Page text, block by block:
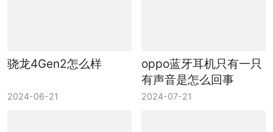
骁龙4Gen2怎么样
2024-06-21
oppo蓝牙耳机只有一只
有声音是怎么回事
2024-07-21